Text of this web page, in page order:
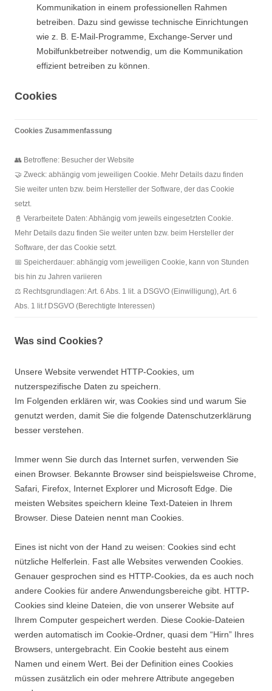
Kommunikation in einem professionellen Rahmen
betreiben. Dazu sind gewisse technische Einrichtungen
wie z. B. E-Mail-Programme, Exchange-Server und
Mobilfunkbetreiber notwendig, um die Kommunikation
effizient betreiben zu können.
Cookies
Cookies Zusammenfassung
👥 Betroffene: Besucher der Website
🤝 Zweck: abhängig vom jeweiligen Cookie. Mehr Details dazu finden
Sie weiter unten bzw. beim Hersteller der Software, der das Cookie
setzt.
📓 Verarbeitete Daten: Abhängig vom jeweils eingesetzten Cookie.
Mehr Details dazu finden Sie weiter unten bzw. beim Hersteller der
Software, der das Cookie setzt.
📅 Speicherdauer: abhängig vom jeweiligen Cookie, kann von Stunden
bis hin zu Jahren variieren
⚖️ Rechtsgrundlagen: Art. 6 Abs. 1 lit. a DSGVO (Einwilligung), Art. 6
Abs. 1 lit.f DSGVO (Berechtigte Interessen)
Was sind Cookies?
Unsere Website verwendet HTTP-Cookies, um
nutzerspezifische Daten zu speichern.
Im Folgenden erklären wir, was Cookies sind und warum Sie
genutzt werden, damit Sie die folgende Datenschutzerklärung
besser verstehen.
Immer wenn Sie durch das Internet surfen, verwenden Sie
einen Browser. Bekannte Browser sind beispielsweise Chrome,
Safari, Firefox, Internet Explorer und Microsoft Edge. Die
meisten Websites speichern kleine Text-Dateien in Ihrem
Browser. Diese Dateien nennt man Cookies.
Eines ist nicht von der Hand zu weisen: Cookies sind echt
nützliche Helferlein. Fast alle Websites verwenden Cookies.
Genauer gesprochen sind es HTTP-Cookies, da es auch noch
andere Cookies für andere Anwendungsbereiche gibt. HTTP-
Cookies sind kleine Dateien, die von unserer Website auf
Ihrem Computer gespeichert werden. Diese Cookie-Dateien
werden automatisch im Cookie-Ordner, quasi dem “Hirn” Ihres
Browsers, untergebracht. Ein Cookie besteht aus einem
Namen und einem Wert. Bei der Definition eines Cookies
müssen zusätzlich ein oder mehrere Attribute angegeben